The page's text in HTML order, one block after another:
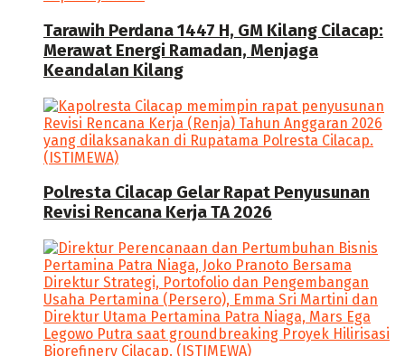
Tarawih Perdana 1447 H, GM Kilang Cilacap:
Merawat Energi Ramadan, Menjaga
Keandalan Kilang
Polresta Cilacap Gelar Rapat Penyusunan
Revisi Rencana Kerja TA 2026